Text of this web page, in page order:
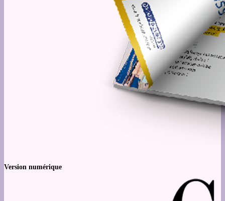
Version numérique